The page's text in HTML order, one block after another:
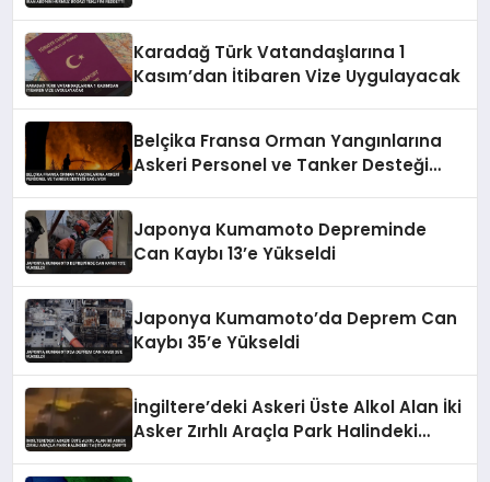
Karadağ Türk Vatandaşlarına 1
Kasım’dan İtibaren Vize Uygulayacak
Belçika Fransa Orman Yangınlarına
Askeri Personel ve Tanker Desteği
Japonya Kumamoto Depreminde
Can Kaybı 13’e Yükseldi
Japonya Kumamoto’da Deprem Can
Kaybı 35’e Yükseldi
İngiltere’deki Askeri Üste Alkol Alan İki
Asker Zırhlı Araçla Park Halindeki